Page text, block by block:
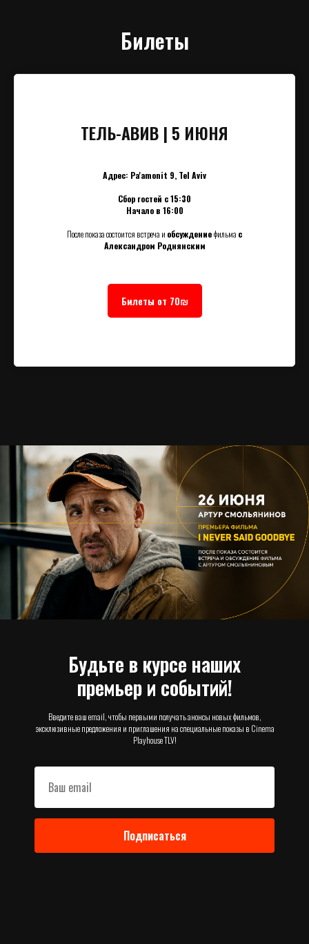
Билеты
ТЕЛЬ-АВИВ | 5 ИЮНЯ
Адрес: Pa'amonit 9, Tel Aviv
Сбор гостей с 15:30
Начало в 16:00
После показа состоится встреча и обсуждениефильма с
Александром Роднянским
Билеты от 70₪
Будьте в курсе наших
премьер и событий!
Введите ваш email, чтобы первыми получать анонсы новых фильмов,
эксклюзивные предложения и приглашения на специальные показы в Cinema
Playhouse TLV!
Подписаться